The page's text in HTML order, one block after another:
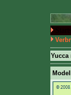
Yucca